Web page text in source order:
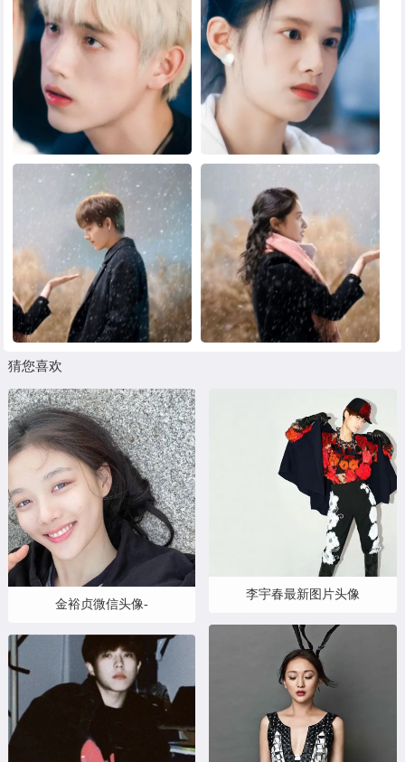
猜您喜欢
金裕贞微信头像-
李宇春最新图片头像